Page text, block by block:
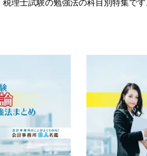
税理士試験の勉強法の科目別特集です